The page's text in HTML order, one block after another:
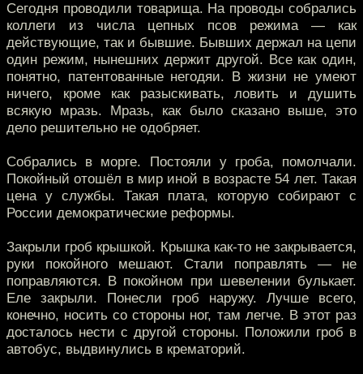
Сегодня проводили товарища. На проводы собрались
коллеги из числа цепных псов режима — как
действующие, так и бывшие. Бывших держал на цепи
один режим, нынешних держит другой. Все как один,
понятно, патентованные негодяи. В жизни не умеют
ничего, кроме как разыскивать, ловить и душить
всякую мразь. Мразь, как было сказано выше, это
дело решительно не одобряет.
Собрались в морге. Постояли у гроба, помолчали.
Покойный отошёл в мир иной в возрасте 54 лет. Такая
цена у службы. Такая плата, которую собирают с
России демократические реформы.
Закрыли гроб крышкой. Крышка как-то не закрывается,
руки покойного мешают. Стали поправлять — не
поправляются. В покойном при шевелении булькает.
Еле закрыли. Понесли гроб наружу. Лучше всего,
конечно, носить со стороны ног, там легче. В этот раз
досталось нести с другой стороны. Положили гроб в
автобус, выдвинулись в крематорий.